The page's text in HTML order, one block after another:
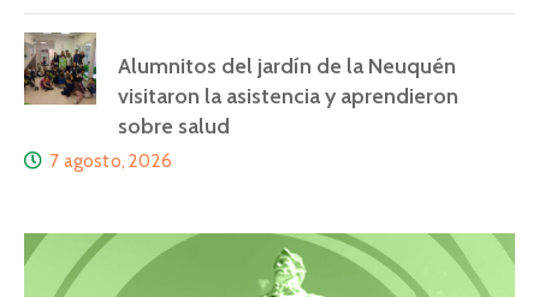
Alumnitos del jardín de la Neuquén
visitaron la asistencia y aprendieron
sobre salud
7 agosto, 2026